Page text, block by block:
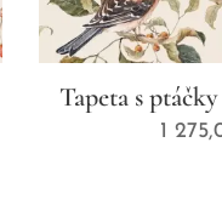
Tapeta s
1